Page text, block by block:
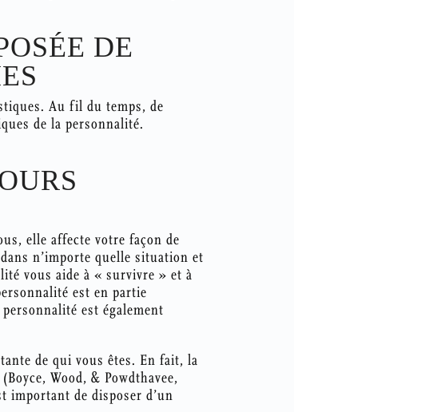
DE
Au fil du temps, de
de la personnalité.
elle affecte votre façon de
n’importe quelle situation et
vous aide à « survivre » et à
est en partie
est également
de qui vous êtes. En fait, la
Wood, & Powdthavee,
important de disposer d’un